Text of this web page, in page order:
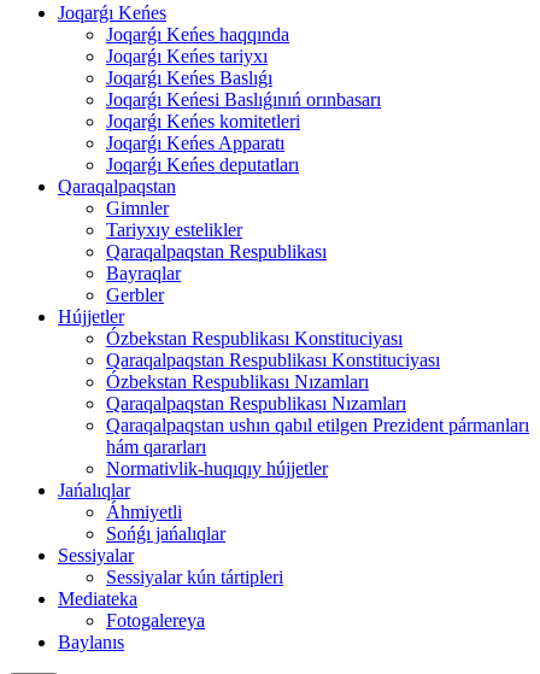
Joqarǵı Keńes
Joqarǵı Keńes haqqında
Joqarǵı Keńes tariyxı
Joqarǵı Keńes Baslıǵı
Joqarǵı Keńesi Baslıǵınıń orınbasarı
Joqarǵı Keńes komitetleri
Joqarǵı Keńes Apparatı
Joqarǵı Keńes deputatları
Qaraqalpaqstan
Gimnler
Tariyxıy estelikler
Qaraqalpaqstan Respublikası
Bayraqlar
Gerbler
Hújjetler
Ózbekstan Respublikası Konstituciyası
Qaraqalpaqstan Respublikası Konstituciyası
Ózbekstan Respublikası Nızamları
Qaraqalpaqstan Respublikası Nızamları
Qaraqalpaqstan ushın qabıl etilgen Prezident pármanları
hám qararları
Normativlik-huqıqıy hújjetler
Jańalıqlar
Áhmiyetli
Sońǵı jańalıqlar
Sessiyalar
Sessiyalar kún tártipleri
Mediateka
Fotogalereya
Baylanıs